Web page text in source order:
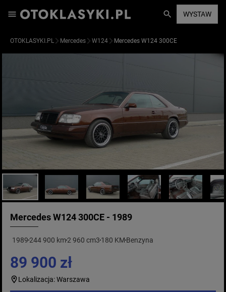
WYSTAW
OTOKLASYKI.PL Mercedes W124 Mercedes W124 300CE
Mercedes W124 300CE - 1989
1989244 900 km2 960 cm3 180 KM Benzyna
89 900 zł
Lokalizacja: Warszawa